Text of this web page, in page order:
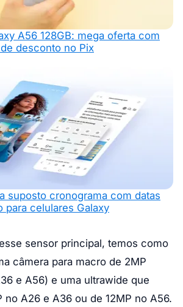
A56 128GB: mega oferta com
desconto no Pix
suposto cronograma com datas
para celulares Galaxy
sensor principal, temos como
câmera para macro de 2MP
e A56) e uma ultrawide que
no A26 e A36 ou de 12MP no A56.